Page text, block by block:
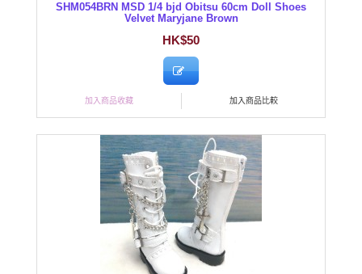
SHM054BRN MSD 1/4 bjd Obitsu 60cm Doll Shoes
Velvet Maryjane Brown
HK$50
加入商品收藏 加入商品比較